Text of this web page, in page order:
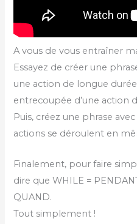
A vous de vous entraîner
Essayez de créer une
une action de longue
entrecoupée d’une action
Puis, créez une phrase
actions se déroulent en
Finalement, pour faire
dire que WHILE =
QUAND.
Tout simplement !